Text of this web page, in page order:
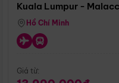
Kuala Lumpur -
Singapore
Hồ Chí Minh
Giá từ: